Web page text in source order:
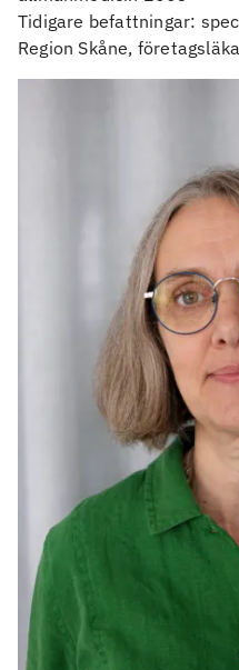
Tidigare befattningar:
Region Skåne,